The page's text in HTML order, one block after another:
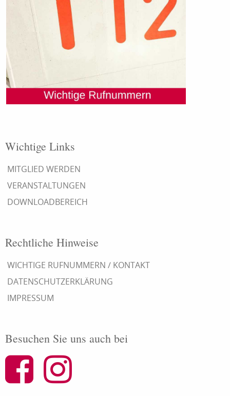
Wichtige Links
MITGLIED WERDEN
VERANSTALTUNGEN
DOWNLOADBEREICH
Rechtliche Hinweise
WICHTIGE RUFNUMMERN / KONTAKT
DATENSCHUTZERKLÄRUNG
IMPRESSUM
Besuchen Sie uns auch bei